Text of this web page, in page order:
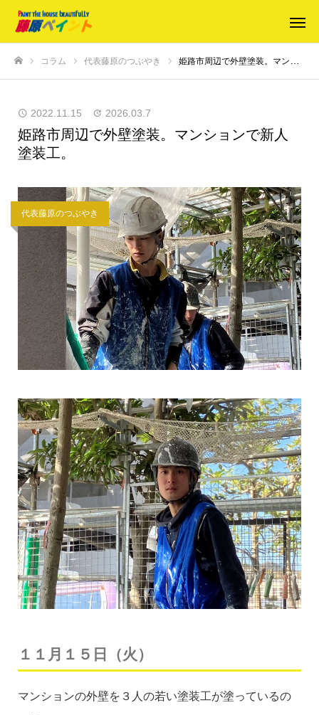
コラム 代表藤原のつぶやき 姫路市周辺で外壁塗装。マンションで新人塗装工。
2022.11.15 2026.03.7
姫路市周辺で外壁塗装。マンションで新人
塗装工。
代表藤原のつぶやき
１１月１５日（火）
マンションの外壁を３人の若い塗装工が塗っているの